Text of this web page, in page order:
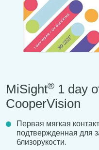
MiSight® 1 day
CooperVision
Первая мягкая
подтвержденная для
близорукости.